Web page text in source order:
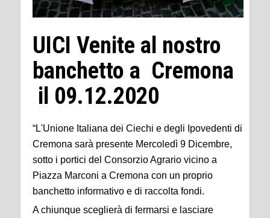
UICI Venite al nostro
banchetto a Cremona
il 09.12.2020
“L'Unione Italiana dei Ciechi e degli Ipovedenti di
Cremona sarà presente Mercoledì 9 Dicembre,
sotto i portici del Consorzio Agrario vicino a
Piazza Marconi a Cremona con un proprio
banchetto informativo e di raccolta fondi.
A chiunque sceglierà di fermarsi e lasciare